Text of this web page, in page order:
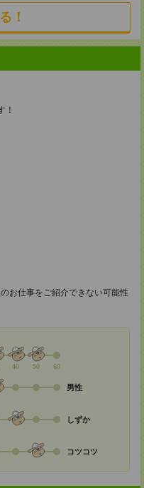
！
！
お仕事をご紹介できない可能性
40 50 60
男性
しずか
コツコツ